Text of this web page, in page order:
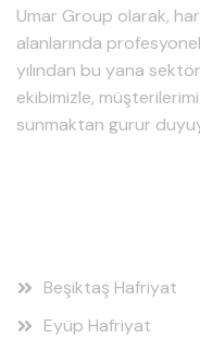
Umar Group olarak,
alanlarında
yılından bu yana
ekibimizle,
sunmaktan gurur
Beşiktaş Hafriyat
Eyüp Hafriyat